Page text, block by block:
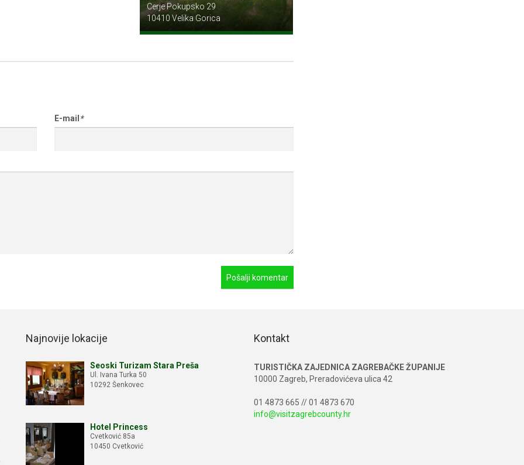
Cerje Pokupsko 29
10410 Velika Gorica
E-mail *
Najnovije lokacije
Seoski Turizam Stara Preša
Ul. Ivana Turka 50
10292 Šenkovec
Hotel Princess
Cvetković 85a
10450 Cvetković
Kontakt
TURISTIČKA ZAJEDNICA ZAGREBAČKE ŽUPANIJE
10000 Zagreb, Preradovićeva ulica 42
01 4873 665 // 01 4873 670
info@visitzagrebcounty.hr